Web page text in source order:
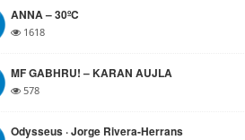
ANNA – 30ºC
1618
MF GABHRU! – KARAN AUJLA
578
Odysseus · Jorge Rivera-Herrans